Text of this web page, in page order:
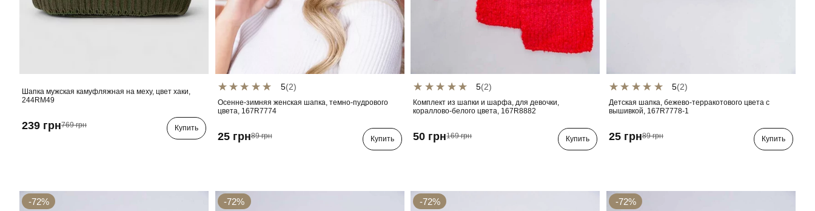
Шапка мужская камуфляжная на меху, цвет хаки,
244RM49
239 грн769 грн Купить
5(2)
Осенне-зимняя женская шапка, темно-пудрового
цвета, 167R7774
25 грн89 грн Купить
5(2)
Комплект из шапки и шарфа, для девочки,
кораллово-белого цвета, 167R8882
50 грн169 грн Купить
5(2)
Детская шапка, бежево-терракотового цвета с
вышивкой, 167R7778-1
25 грн89 грн Купить
-72% -72% -72% -72%